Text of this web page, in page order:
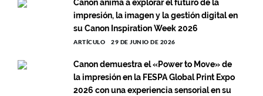
Canon anima a explorar el futuro de la
impresión, la imagen y la gestión digital en
su Canon Inspiration Week 2026
ARTÍCULO 29 DE JUNIO DE 2026
Canon demuestra el «Power to Move» de
la impresión en la FESPA Global Print Expo
2026 con una experiencia sensorial en su